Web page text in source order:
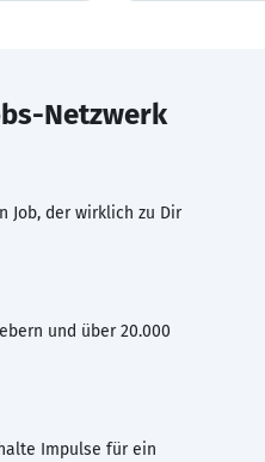
Netzwerk
Job, der wirklich zu Dir
und über 20.000
Impulse für ein